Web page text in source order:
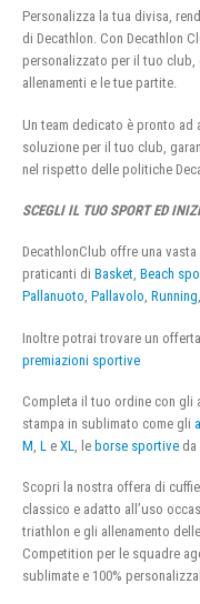
Personalizza la tua divisa,
di Decathlon. Con Decathlon
personalizzato per il tuo club,
allenamenti e le tue partite.
Un team dedicato è pronto
soluzione per il tuo club,
nel rispetto delle politiche
SCEGLI IL TUO SPORT ED
DecathlonClub offre una
praticanti di Basket, Beach
Pallanuoto, Pallavolo, Running,
Inoltre potrai trovare un
premiazioni sportive
Completa il tuo ordine con gli
stampa in sublimato come gli
M L e XL , le borse sportive da
Scopri la nostra offera di
classico e adatto all’uso
triathlon e gli allenamento
Competition per le squadre
sublimate e 100%